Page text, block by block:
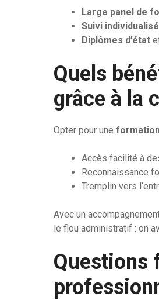
Large panel de
Suivi individualisé
Diplômes d’état
Quels
grâce à la
Opter pour une
Accès facilité à
Reconnaissance
Tremplin vers
Avec un
le flou administratif : on
Questions